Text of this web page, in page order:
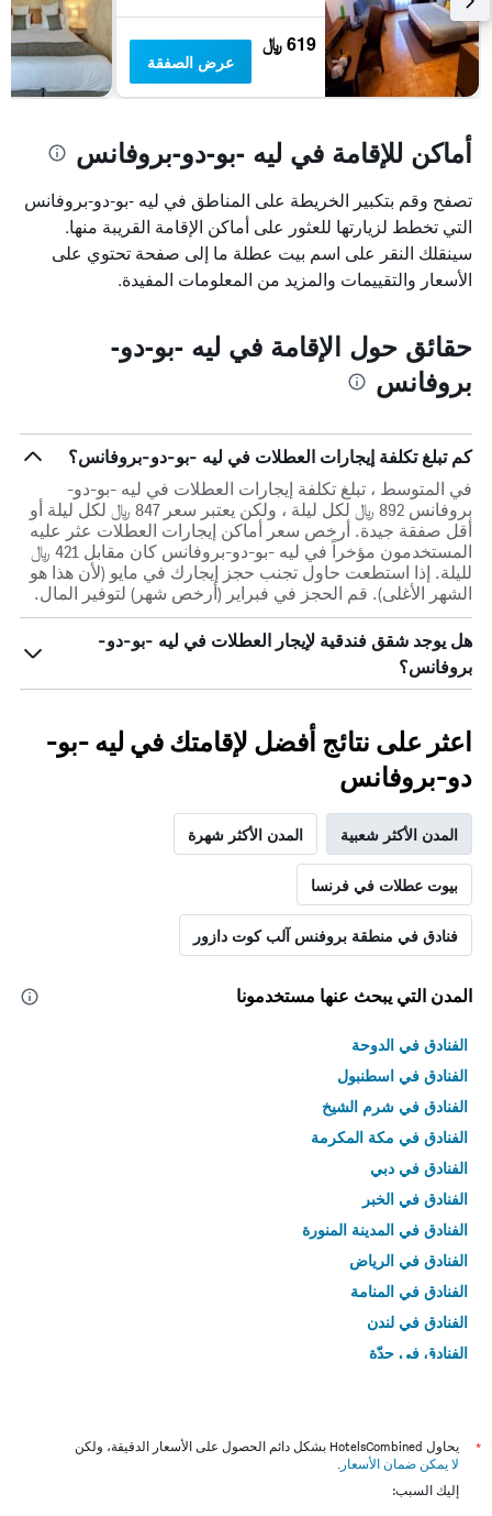
619 ﷼
عرض الصفقة
أماكن للإقامة في ليه -بو-دو-بروفانس
تصفح وقم بتكبير الخريطة على المناطق في ليه -بو-دو-بروفانس
التي تخطط لزيارتها للعثور على أماكن الإقامة القريبة منها.
سينقلك النقر على اسم بيت عطلة ما إلى صفحة تحتوي على
الأسعار والتقييمات والمزيد من المعلومات المفيدة.
حقائق حول الإقامة في ليه -بو-دو-
بروفانس
كم تبلغ تكلفة إيجارات العطلات في ليه -بو-دو-بروفانس؟
في المتوسط ، تبلغ تكلفة إيجارات العطلات في ليه -بو-دو-
بروفانس 892 ﷼ لكل ليلة ، ولكن يعتبر سعر 847 ﷼ لكل ليلة أو
أقل صفقة جيدة. أرخص سعر أماكن إيجارات العطلات عثر عليه
المستخدمون مؤخراً في ليه -بو-دو-بروفانس كان مقابل 421 ﷼
لليلة. إذا استطعت حاول تجنب حجز إيجارك في مايو (لأن هذا هو
الشهر الأغلى). قم الحجز في فبراير (أرخص شهر) لتوفير المال.
هل يوجد شقق فندقية لإيجار العطلات في ليه -بو-دو-
بروفانس؟
اعثر على نتائج أفضل لإقامتك في ليه -بو-
دو-بروفانس
المدن الأكثر شعبية المدن الأكثر شهرة
بيوت عطلات في فرنسا
فنادق في منطقة بروفنس آلب كوت دازور
المدن التي يبحث عنها مستخدمونا
الفنادق في الدوحة
الفنادق في اسطنبول
الفنادق في شرم الشيخ
الفنادق في مكة المكرمة
الفنادق في دبي
الفنادق في الخبر
الفنادق في المدينة المنورة
الفنادق في الرياض
الفنادق في المنامة
الفنادق في لندن
الفنادق في جدّة
*
يحاول HotelsCombined بشكل دائم الحصول على الأسعار الدقيقة، ولكن
لا يمكن ضمان الأسعار .
إليك السبب: